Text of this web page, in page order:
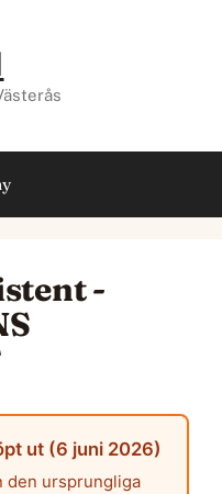
-
ut (6 juni 2026)
den ursprungliga